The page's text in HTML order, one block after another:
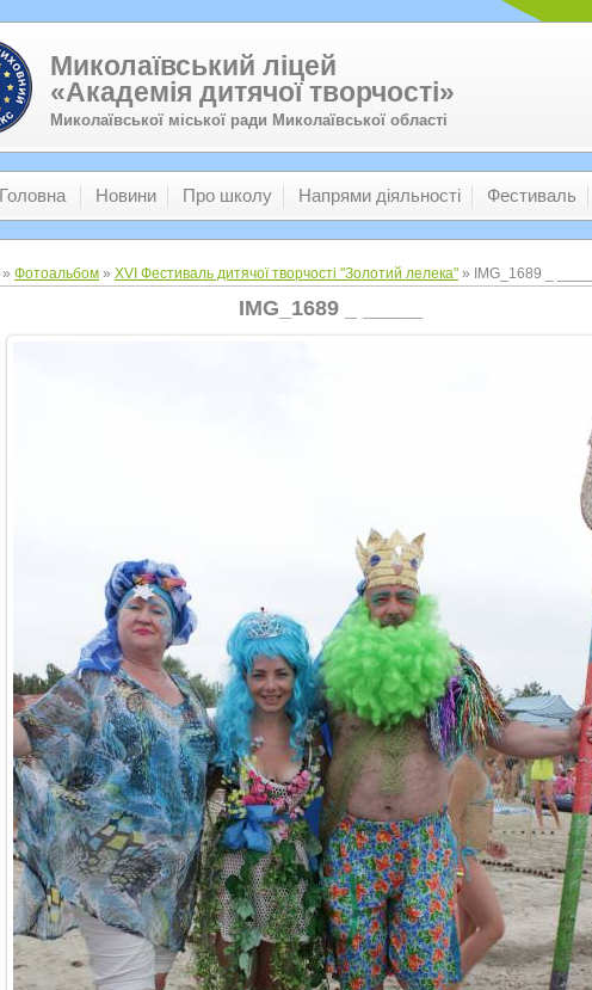
Миколаївський ліцей
«Академія дитячої творчості»
Миколаївської міської ради Миколаївської області
Головна Новини Про школу Напрями діяльності Фестиваль
» Фотоальбом » XVI Фестиваль дитячої творчості "Золотий лелека" » IMG_1689 _ _____
IMG_1689 _ _____